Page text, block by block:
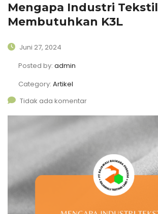
Mengapa Industri Tekstil
Membutuhkan K3L
Juni 27, 2024
Posted by: admin
Category: Artikel
Tidak ada komentar